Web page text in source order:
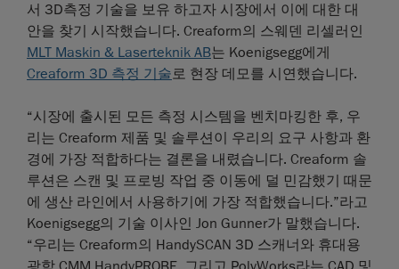
서 3D측정 기술을 보유 하고자 시장에서 이에 대한 대
안을 찾기 시작했습니다. Creaform의 스웨덴 리셀러인
MLT Maskin & Laserteknik AB는 Koenigsegg에게
Creaform 3D 측정 기술로 현장 데모를 시연했습니다.
“시장에 출시된 모든 측정 시스템을 벤치마킹한 후, 우
리는 Creaform 제품 및 솔루션이 우리의 요구 사항과 환
경에 가장 적합하다는 결론을 내렸습니다. Creaform 솔
루션은 스캔 및 프로빙 작업 중 이동에 덜 민감했기 때문
에 생산 라인에서 사용하기에 가장 적합했습니다.”라고
Koenigsegg의 기술 이사인 Jon Gunner가 말했습니다.
“우리는 Creaform의 HandySCAN 3D 스캐너와 휴대용